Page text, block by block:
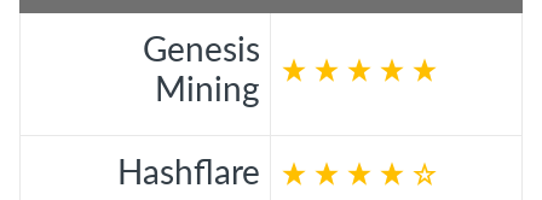
Genesis
Mining
Hashflare